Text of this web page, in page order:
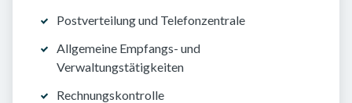
Postverteilung und Telefonzentrale
Allgemeine Empfangs- und
Verwaltungstätigkeiten
Rechnungskontrolle